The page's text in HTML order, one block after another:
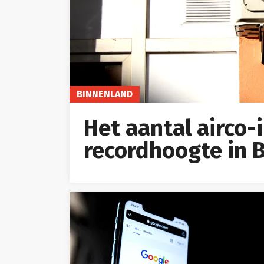
BINNENLAND
Het aantal
recordhoogte in